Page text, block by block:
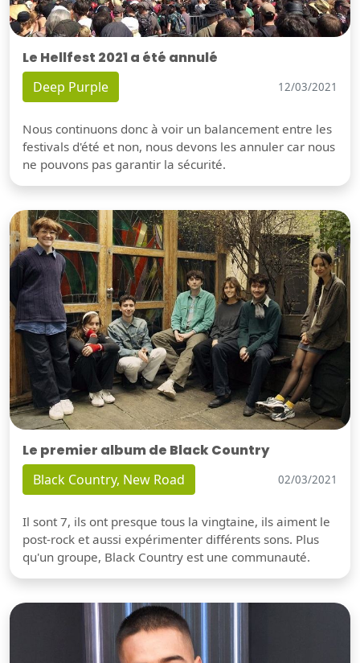
Le Hellfest 2021 a été annulé
Deep Purple 12/03/2021
Nous continuons donc à voir un balancement entre les
festivals d'été et non, nous devons les annuler car nous
ne pouvons pas garantir la sécurité.
Le premier album de Black Country
Black Country, New Road 02/03/2021
Il sont 7, ils ont presque tous la vingtaine, ils aiment le
post-rock et aussi expérimenter différents sons. Plus
qu'un groupe, Black Country est une communauté.